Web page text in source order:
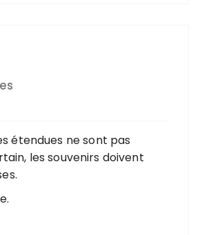
étendues ne sont pas
les souvenirs doivent